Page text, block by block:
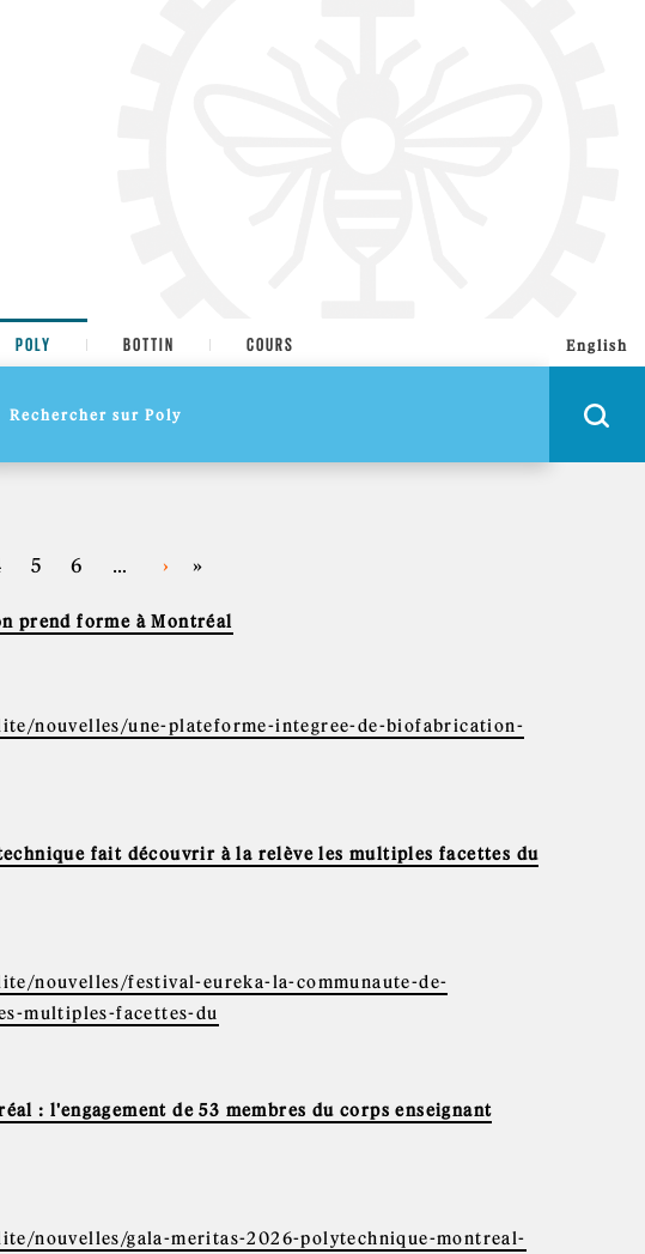
POLY BOTTIN COURS English
5 6 … › »
prend forme à Montréal
nouvelles/une-plateforme-integree-de-biofabrication-
fait découvrir à la relève les multiples facettes du
nouvelles/festival-eureka-la-communaute-de-
multiples-facettes-du
: l'engagement de 53 membres du corps enseignant
nouvelles/gala-meritas-2026-polytechnique-montreal-